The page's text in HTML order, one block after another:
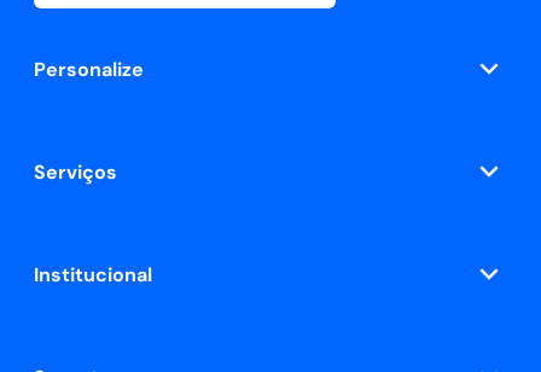
Personalize
Serviços
Institucional